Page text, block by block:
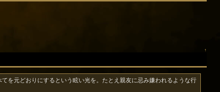
↑
を元どおりにするという眩い光を。たとえ親友に忌み嫌われるような行